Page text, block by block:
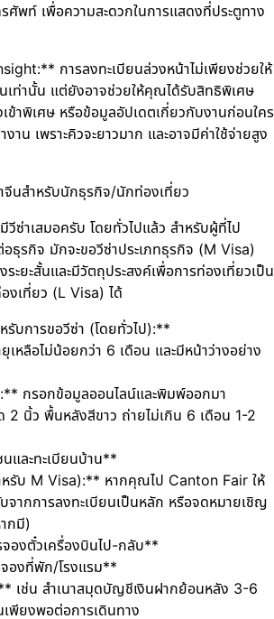
ศัพท์ เพื่อความสะดวกในการแสดงที่ประตูทาง
การลงทะเบียนล่วงหน้าไม่เพียงช่วยให้
เท่านั้น แต่ยังอาจช่วยให้คุณได้รับสิทธิพิเศษ
ข้าพิเศษ หรือข้อมูลอัปเดตเกี่ยวกับงานก่อนใคร
าน เพราะคิวจะยาวมาก และอาจมีค่าใช้จ่ายสูง
นสำหรับนักธุรกิจ/นักท่องเที่ยว
วีซ่าเสมอครับ โดยทั่วไปแล้ว สำหรับผู้ที่ไป
ธุรกิจ มักจะขอวีซ่าประเภทธุรกิจ (M Visa)
ระยะสั้นและมีวัตถุประสงค์เพื่อการท่องเที่ยวเป็น
งเที่ยว (L Visa) ได้
รับการขอวีซ่า (โดยทั่วไป):**
หลือไม่น้อยกว่า 6 เดือน และมีหน้าว่างอย่าง
กรอกข้อมูลออนไลน์และพิมพ์ออกมา
นิ้ว พื้นหลังสีขาว ถ่ายไม่เกิน 6 เดือน 1-2
และทะเบียนบ้าน**
รับ M Visa):** หากคุณไป Canton Fair ให้
จากการลงทะเบียนเป็นหลัก หรือจดหมายเชิญ
กมี)
องตั๋วเครื่องบินไป-กลับ**
องที่พัก/โรงแรม**
เช่น สำเนาสมุดบัญชีเงินฝากย้อนหลัง 3-6
เพียงพอต่อการเดินทาง